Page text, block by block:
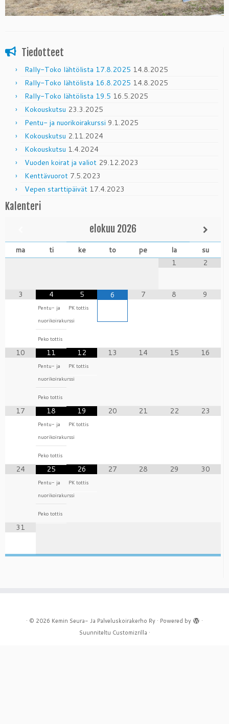
Tiedotteet
Rally-Toko lähtölista 17.8.2025 14.8.2025
Rally-Toko lähtölista 16.8.2025 14.8.2025
Rally-Toko lähtölista 19.5 16.5.2025
Kokouskutsu 23.3.2025
Pentu- ja nuorikoirakurssi 9.1.2025
Kokouskutsu 2.11.2024
Kokouskutsu 1.4.2024
Vuoden koirat ja valiot 29.12.2023
Kenttävuorot 7.5.2023
Vepen starttipäivät 17.4.2023
Kalenteri
elokuu 2026
ma ti ke to pe la
su
1
2
3 4
Pentu- ja
nuorikoirakurssi
Peko tottis
5
PK tottis
6 7 8 9
10 11
Pentu- ja
nuorikoirakurssi
Peko tottis
12
PK tottis
13 14 15 16
17 18
Pentu- ja
nuorikoirakurssi
Peko tottis
19
PK tottis
20 21 22 23
24 25
Pentu- ja
nuorikoirakurssi
Peko tottis
26
PK tottis
27 28 29 30
31
· © 2026 Kemin Seura- Ja Palveluskoirakerho Ry · Powered by
·
Suunniteltu Customizrilla ·